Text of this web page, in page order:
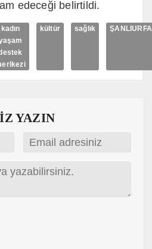
edeceği belirtildi.
kadın
kültür sağlık ŞANLIURFA
YAZIN